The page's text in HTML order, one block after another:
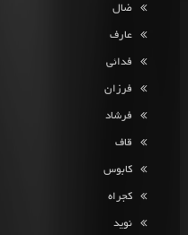
ضال
عارف
فدائی
فرزان
فرشاد
قاف
کابوس
کجراه
نوید